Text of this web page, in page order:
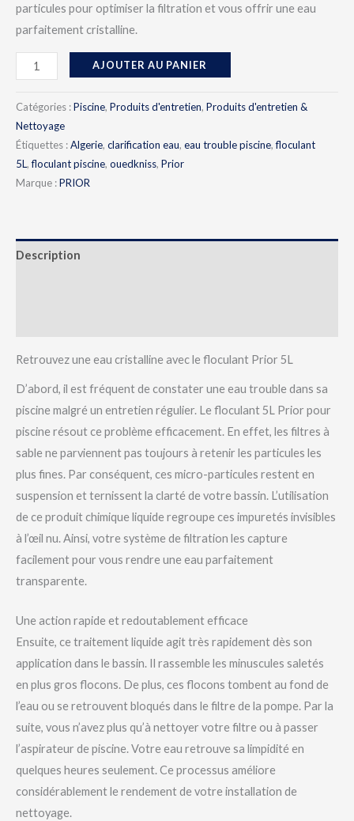
particules pour optimiser la filtration et vous offrir une eau
parfaitement cristalline.
AJOUTER AU PANIER
Catégories :Piscine, Produits d'entretien, Produits d'entretien &
Nettoyage
Étiquettes :Algerie, clarification eau, eau trouble piscine,floculant
5L,floculant piscine, ouedkniss, Prior
Marque :PRIOR
Description
Retrouvez une eau cristalline avec le floculant Prior 5L
D’abord, il est fréquent de constater une eau trouble dans sa
piscine malgré un entretien régulier. Le floculant 5L Prior pour
piscine résout ce problème efficacement. En effet, les filtres à
sable ne parviennent pas toujours à retenir les particules les
plus fines. Par conséquent, ces micro-particules restent en
suspension et ternissent la clarté de votre bassin. L’utilisation
de ce produit chimique liquide regroupe ces impuretés invisibles
à l’œil nu. Ainsi, votre système de filtration les capture
facilement pour vous rendre une eau parfaitement
transparente.
Une action rapide et redoutablement efficace
Ensuite, ce traitement liquide agit très rapidement dès son
application dans le bassin. Il rassemble les minuscules saletés
en plus gros flocons. De plus, ces flocons tombent au fond de
l’eau ou se retrouvent bloqués dans le filtre de la pompe. Par la
suite, vous n’avez plus qu’à nettoyer votre filtre ou à passer
l’aspirateur de piscine. Votre eau retrouve sa limpidité en
quelques heures seulement. Ce processus améliore
considérablement le rendement de votre installation de
nettoyage.